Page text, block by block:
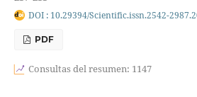
DOI : 10.29394/Scientific.issn.2542-
PDF
Consultas del resumen: 1147